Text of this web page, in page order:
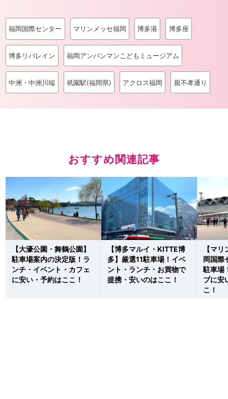
福岡国際センター マリンメッセ福岡 博多港 博多座
博多リバレイン 福岡アンパンマンこどもミュージアム
中洲・中洲川端 祇園駅(福岡県) アクロス福岡 親不孝通り
おすすめ関連記事
【大濠公園・舞鶴公園】
駐車場案内の決定版！ラ
ンチ・イベント・カフェ
に安い・予約はここ！
【博多マルイ・KITTE博
多】厳選11駐車場！イベ
ント・ランチ・お買物で
提携・安いのはここ！
【マ
岡国際
駐車場
ブに安
こ！